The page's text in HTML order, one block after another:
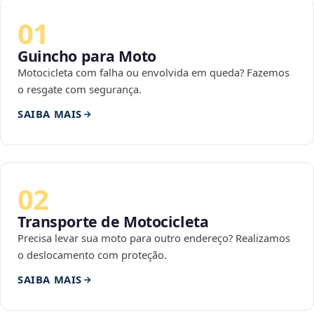
01
Guincho para Moto
Motocicleta com falha ou envolvida em queda? Fazemos
o resgate com segurança.
SAIBA MAIS
02
Transporte de Motocicleta
Precisa levar sua moto para outro endereço? Realizamos
o deslocamento com proteção.
SAIBA MAIS